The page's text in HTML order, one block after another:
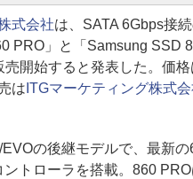
式会社は、SATA 6Gbps接
PRO」と「Samsung SSD
売開始すると発表した。価
は ITGマーケティング株式
の後継モデルで、最新の
ントローラを搭載。860